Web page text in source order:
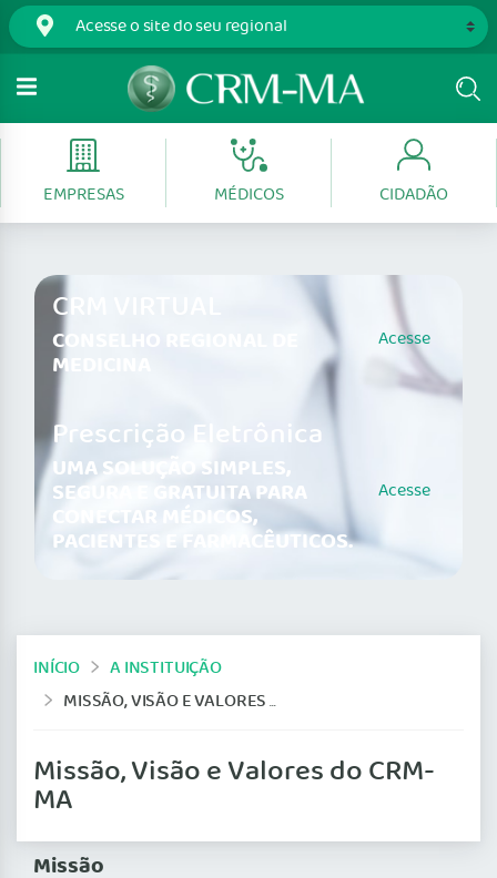
EMPRESAS MÉDICOS CIDADÃO
CRM VIRTUAL
CONSELHO REGIONAL DE
MEDICINA
Acesse
Prescrição Eletrônica
UMA SOLUÇÃO SIMPLES,
SEGURA E GRATUITA PARA
CONECTAR MÉDICOS,
PACIENTES E FARMACÊUTICOS.
Acesse
INÍCIO
A INSTITUIÇÃO
MISSÃO, VISÃO E VALORES DO CRM-MA
Missão, Visão e Valores do CRM-
MA
Missão